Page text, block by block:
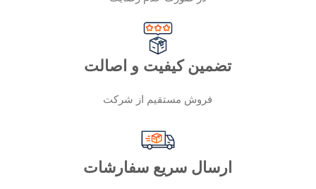
تضمین کیفیت و اصالت
فروش مستقیم از شرکت
ارسال سریع سفارشات